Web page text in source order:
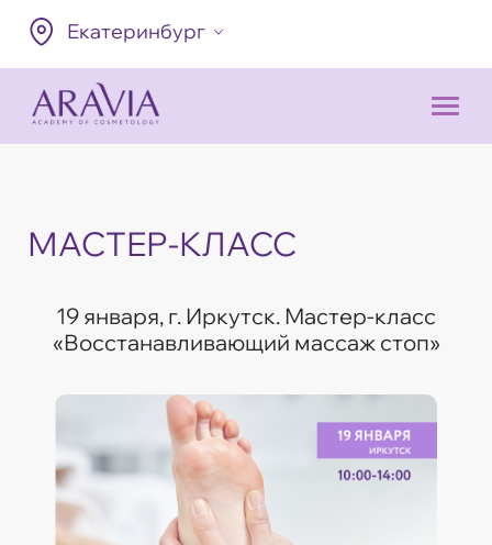
Екатеринбург
МАСТЕР-КЛАСС
19 января, г. Иркутск. Мастер-класс
«Восстанавливающий массаж стоп»